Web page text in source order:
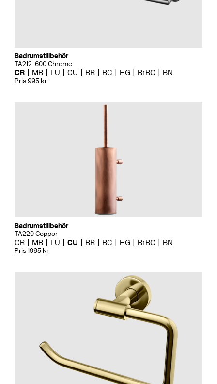
Badrumstillbehör
TA212-600 Chrome
CR MB LU CU BR BC HG BrBC BN
Pris 995 kr
Badrumstillbehör
TA220 Copper
CR MB LU CU BR BC HG BrBC BN
Pris 1995 kr